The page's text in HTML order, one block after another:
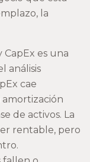
la
es una
análisis
cae
de activos. La
rentable, pero